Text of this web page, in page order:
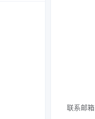
联系邮箱